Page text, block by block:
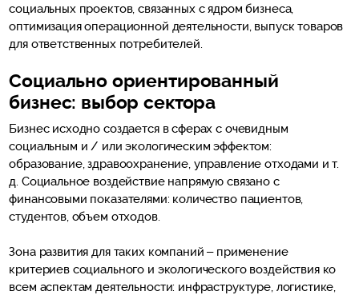
социальных проектов, связанных с ядром бизнеса,
оптимизация операционной деятельности, выпуск товаров
для ответственных потребителей.
Социально ориентированный
бизнес: выбор сектора
Бизнес исходно создается в сферах с очевидным
социальным и / или экологическим эффектом:
образование, здравоохранение, управление отходами и т.
д. Социальное воздействие напрямую связано с
финансовыми показателями: количество пациентов,
студентов, объем отходов.
Зона развития для таких компаний – применение
критериев социального и экологического воздействия ко
всем аспектам деятельности: инфраструктуре, логистике,